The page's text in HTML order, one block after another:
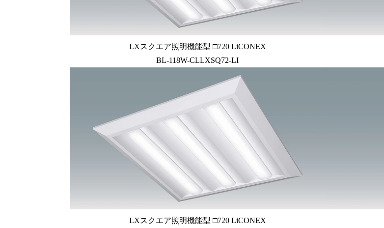
LXスクエア照明機能型 □720 LiCONEX
BL-118W-CLLXSQ72-LI
LXスクエア照明機能型 □720 LiCONEX